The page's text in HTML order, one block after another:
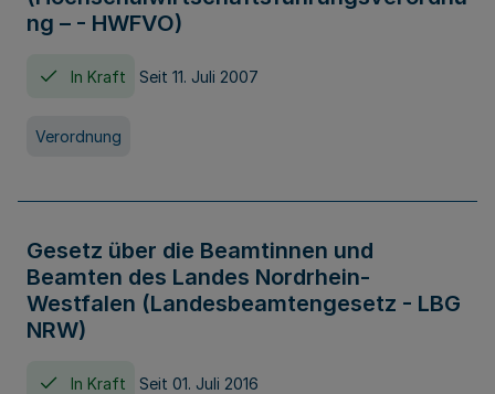
ng – - HWFVO)
In Kraft Seit 11. Juli 2007
Verordnung
Gesetz über die Beamtinnen und
Beamten des Landes Nordrhein-
Westfalen (Landesbeamtengesetz - LBG
NRW)
In Kraft Seit 01. Juli 2016